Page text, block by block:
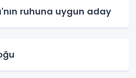
ruhuna uygun aday